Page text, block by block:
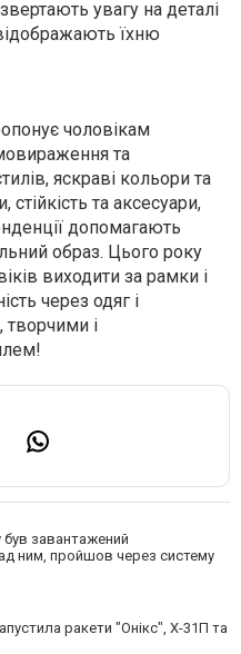
увагу на деталі
їхню
чоловікам
та
яскраві кольори та
та аксесуари,
допомагають
образ. Цього року
виходити за рамки і
через одяг і
творчими і
був завантажений
ним, пройшов через систему
ракети "Онікс", Х-31П та